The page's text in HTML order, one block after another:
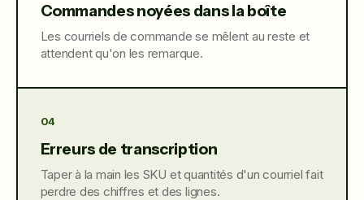
Commandes noyées dans la boîte
Les courriels de commande se mêlent au reste et
attendent qu'on les remarque.
04
Erreurs de transcription
Taper à la main les SKU et quantités d'un courriel fait
perdre des chiffres et des lignes.